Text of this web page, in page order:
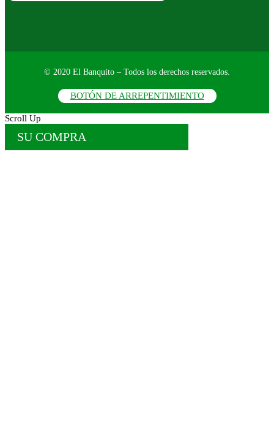
© 2020 El Banquito – Todos los derechos reservados.
BOTÓN DE ARREPENTIMIENTO
Scroll Up
SU COMPRA